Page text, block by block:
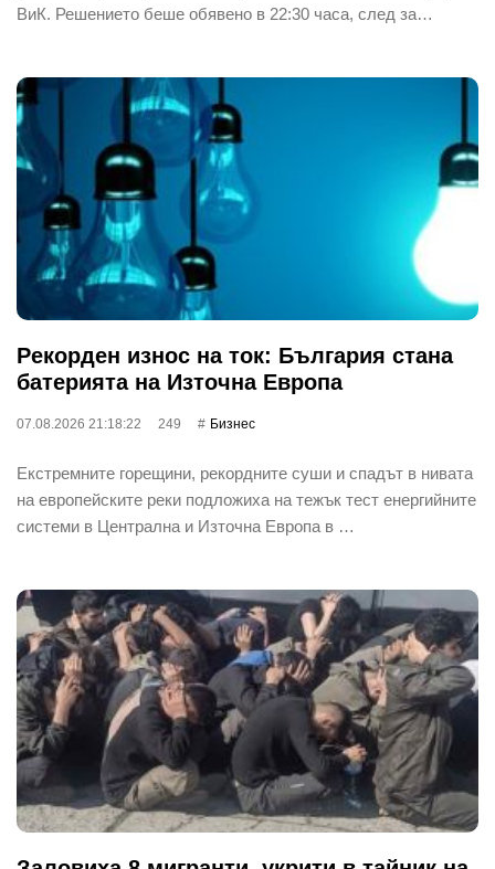
ВиК. Решението беше обявено в 22:30 часа, след за…
Рекорден износ на ток: България стана
батерията на Източна Европа
07.08.2026 21:18:22 249 Бизнес
Екстремните горещини, рекордните суши и спадът в нивата
на европейските реки подложиха на тежък тест енергийните
системи в Централна и Източна Европа в …